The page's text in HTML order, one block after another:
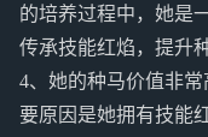
的培养过程中，她是
传承技能红焰，提升
4、她的种马价值非
要原因是她拥有技能